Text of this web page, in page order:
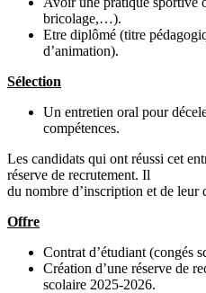
bricolage,…).
Etre diplômé (titre
d’animation).
Sélection
Un entretien oral pour
compétences.
Les candidats qui ont réussi cet
réserve de recrutement. Il
du nombre d’inscription et de leur
Offre
Contrat d’étudiant (congés
Création d’une réserve de
scolaire 2025-2026.